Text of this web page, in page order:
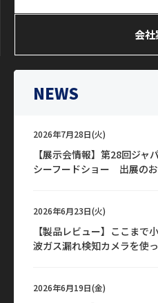
会社
NEWS
2026年7月28日(火)
【展示会情報】第28回ジャ
シーフードショー 出展の
2026年6月23日(火)
【製品レビュー】ここまで
波ガス漏れ検知カメラを使
2026年6月19日(金)